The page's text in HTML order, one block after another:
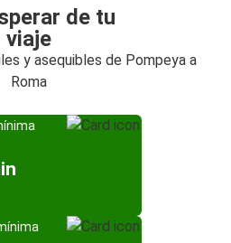
de tu
viaje
y asequibles de Pompeya a
Roma